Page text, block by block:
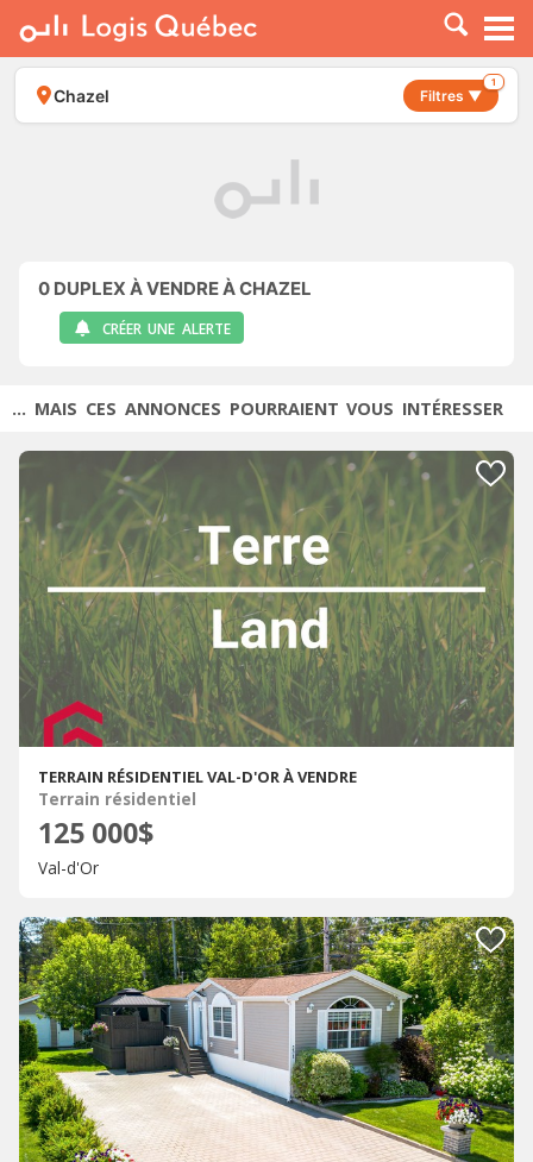
À LOUER
À VENDRE
PLACER UNE ANNONCE
Chazel Filtres ▼
1
0 DUPLEX À VENDRE À CHAZEL
CRÉER UNE ALERTE
... MAIS CES ANNONCES POURRAIENT VOUS INTÉRESSER
TERRAIN RÉSIDENTIEL VAL-D'OR À VENDRE
Terrain résidentiel
125 000$
Val-d'Or